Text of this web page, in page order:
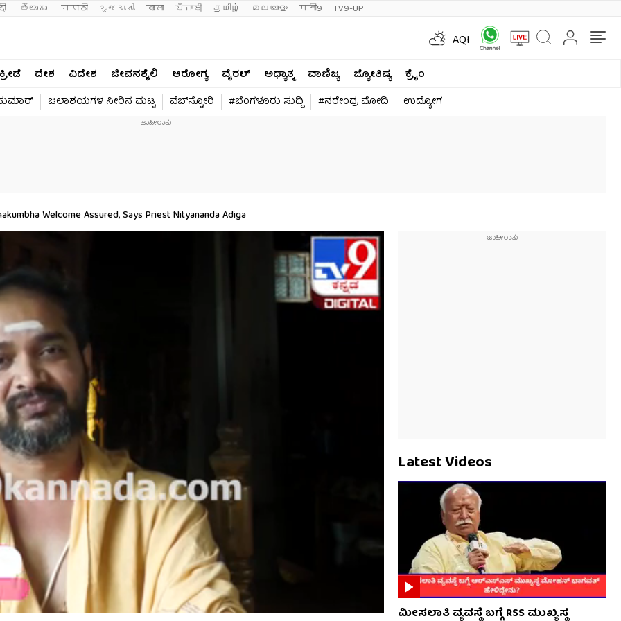
తెలుగు मराठी ગુજરાતી বাংলা ਪੰਜਾਬੀ தமிழ் മലയാളം मनी9 TV9-UP
AQI
ಕ್ರೀಡೆ ದೇಶ ವಿದೇಶ ಜೀವನಶೈಲಿ ಆರೋಗ್ಯ ವೈರಲ್​ ಅಧ್ಯಾತ್ಮ ವಾಣಿಜ್ಯ ಜ್ಯೋತಿಷ್ಯ
ಕ್ರೈಂ
ಜಲಾಶಯಗಳ ನೀರಿನ ಮಟ್ಟ ವೆಬ್​ಸ್ಟೋರಿ #ಬೆಂಗಳೂರು ಸುದ್ದಿ #ನರೇಂದ್ರ ಮೋದಿ ಉದ್ಯೋಗ
Welcome Assured, Says Priest Nityananda Adiga
Latest Videos
ಮೀಸಲಾತಿ ವ್ಯವಸ್ಥೆ ಬಗ್ಗೆ RSS​ ಮುಖ್ಯಸ್ಥ